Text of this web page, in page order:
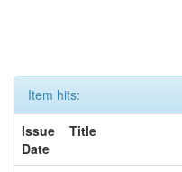
Item hits:
Issue
Date
Title